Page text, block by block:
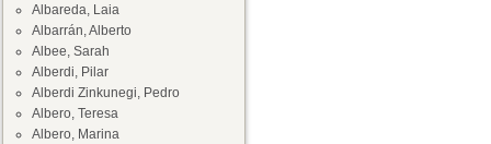
Albareda, Laia
Albarrán, Alberto
Albee, Sarah
Alberdi, Pilar
Alberdi Zinkunegi, Pedro
Albero, Teresa
Albero, Marina